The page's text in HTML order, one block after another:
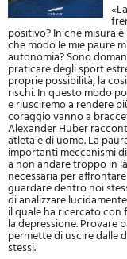
positivo? In che misura
che modo le mie paure
autonomia? Sono
praticare degli sport
proprie possibilità, la
rischi. In questo modo
e riusciremo a rendere
coraggio vanno a
Alexander Huber
atleta e di uomo. La
importanti meccanismi
a non andare troppo in
necessaria per
guardare dentro noi
di analizzare
il quale ha ricercato
la depressione. Provare
permette di uscire dalle
stessi.